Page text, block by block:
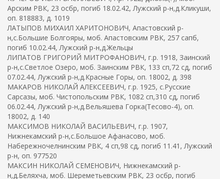
Арским РВК, 23 осбр, погиб 18.02.42, Лужский р-н,д.Кликуши,
оп. 818883, д. 1019
ЛАТЫПОВ МИХАИЛ ХАРИТОНОВИЧ, Апастовский р-
н,с.Большие Болгояры, моб. Апастовским РВК, 257 сапб,
погиб 10.02.44, Лужский р-н,д.Жельцы
ЛИПАТОВ ГРИГОРИЙ МИТРОФАНОВИЧ, г.р. 1918, Заинский
р-н,с.Светлое Озеро, моб. Заинским РВК, 133 сп,72 сд, погиб
07.02.44, Лужский р-н,д.Красные Горы, оп. 18002, д. 398
МАКАРОВ НИКОЛАЙ АЛЕКСЕЕВИЧ, г.р. 1925, с.Русские
Сарсазы, моб. Чистопольским РВК, 1082 сп,310 сд, погиб
06.02.44, Лужский р-н,д.Вельяшева Горка(Тесово-4), оп.
18002, д. 140
МАКСИМОВ НИКОЛАЙ ВАСИЛЬЕВИЧ, г.р. 1907,
Нижнекамский р-н,с.Большое Афанасово, моб.
Набережночелнинским РВК, 4 сп,98 сд, погиб 11.41, Лужский
р-н, оп. 977520
МАКСИН НИКОЛАЙ СЕМЕНОВИЧ, Нижнекамский р-
н,д.Беляхча, моб. Шереметьевским РВК, 23 осбр, погиб